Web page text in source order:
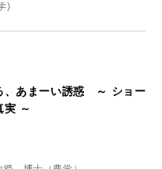
)
、あまーい誘惑 ～ ショー
実 ～